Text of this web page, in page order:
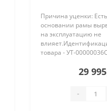
Причина уценки:
основании рамы
на эксплуатацию не
товара - УТ-
29
-